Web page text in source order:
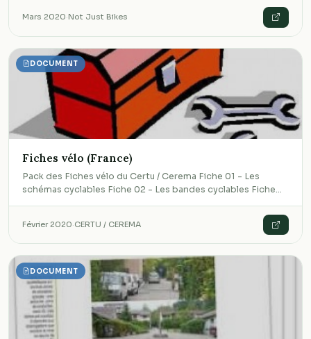
Mars 2020·Not Just Bikes
DOCUMENT
Fiches vélo (France)
Pack des Fiches vélo du Certu / Cerema Fiche 01 - Les
schémas cyclables Fiche 02 - Les bandes cyclables Fiche…
Février 2020·CERTU / CEREMA
DOCUMENT